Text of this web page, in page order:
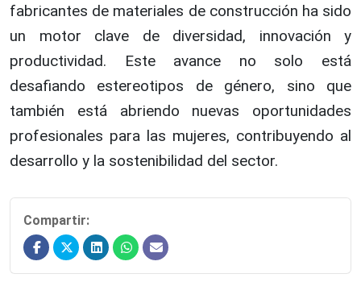
fabricantes de materiales de construcción ha sido
un motor clave de diversidad, innovación y
productividad. Este avance no solo está
desafiando estereotipos de género, sino que
también está abriendo nuevas oportunidades
profesionales para las mujeres, contribuyendo al
desarrollo y la sostenibilidad del sector.
Compartir: